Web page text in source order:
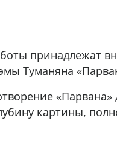
принадлежат
Туманяна
картины,